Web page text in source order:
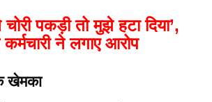
चोरी पकड़ी तो मुझे हटा दिया’,
कर्मचारी ने लगाए आरोप
खेमका